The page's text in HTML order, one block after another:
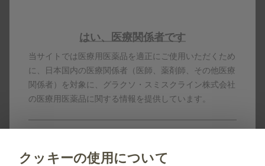
乳幼児誤飲防止包装
製品名はすべて、グラクソ・スミスクライン、そのライセ
ンサー、提携パートナーの登録商標です。
製剤写真及びPDF資料は、患者指導の目的に限りダウンロ
はい、医療関係者です
当サイトでは医療用医薬品を適正にご使用いただくため
に、日本国内の医療関係者（医師、薬剤師、その他医療
関係者）を対象に、グラクソ・スミスクライン株式会社
の医療用医薬品に関する情報を提供しています。
当サイトは一般の方に対する情報を目的としたサイトで
クッキーの使用について